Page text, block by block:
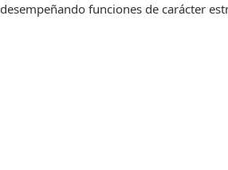
desempeñando funciones de carácter